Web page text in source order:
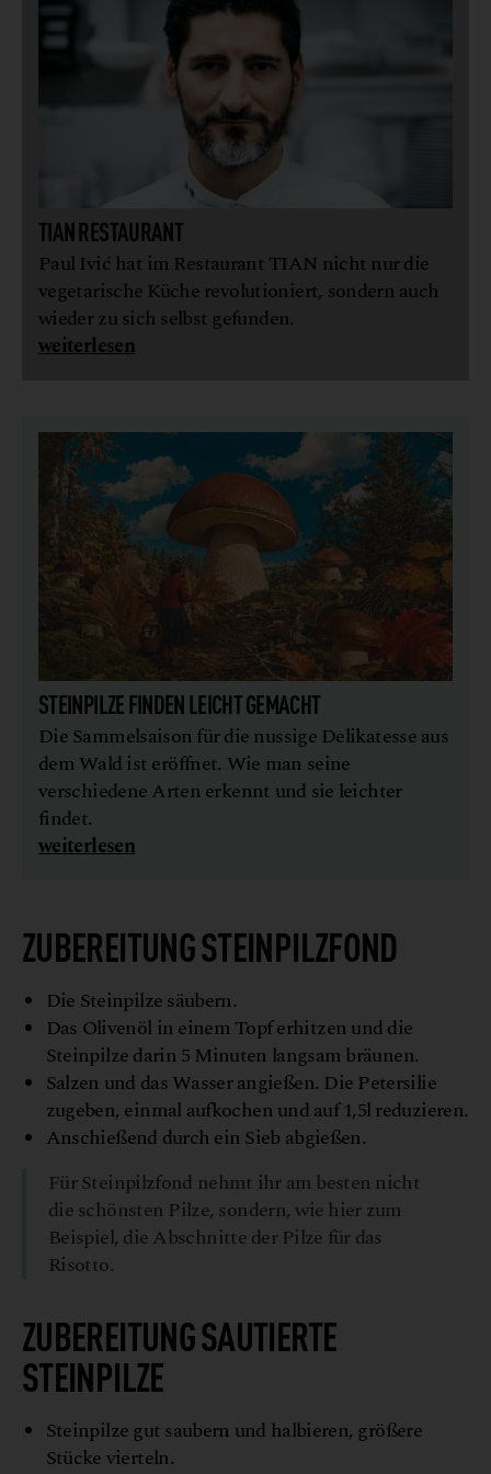
TIAN RESTAURANT
Paul Ivić hat im Restaurant TIAN nicht nur die
vegetarische Küche revolutioniert, sondern auch
wieder zu sich selbst gefunden.
weiterlesen
STEINPILZE FINDEN LEICHT GEMACHT
Die Sammelsaison für die nussige Delikatesse aus
dem Wald ist eröffnet. Wie man seine
verschiedene Arten erkennt und sie leichter
findet.
weiterlesen
ZUBEREITUNG STEINPILZFOND
Die Steinpilze säubern.
Das Olivenöl in einem Topf erhitzen und die
Steinpilze darin 5 Minuten langsam bräunen.
Salzen und das Wasser angießen. Die Petersilie
zugeben, einmal aufkochen und auf 1,5l reduzieren.
Anschießend durch ein Sieb abgießen.
Für Steinpilzfond nehmt ihr am besten nicht
die schönsten Pilze, sondern, wie hier zum
Beispiel, die Abschnitte der Pilze für das
Risotto.
ZUBEREITUNG SAUTIERTE
STEINPILZE
Steinpilze gut saubern und halbieren, größere
Stücke vierteln.